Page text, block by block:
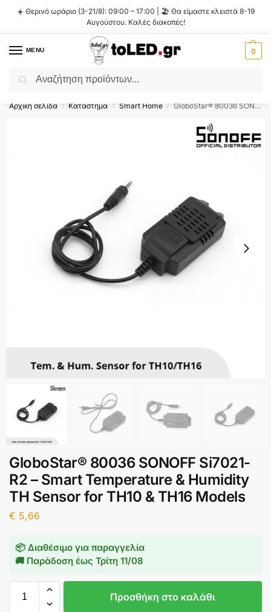
☀️ Θερινό ωράριο (3-21/8): 09:00 – 17:00 | 🏖️ Θα είμαστε κλειστά 8-19
Αυγούστου. Καλές διακοπές!
MENU 0
Flash Sale ⚡ 10% Έκπτωση με τον κωδικό
Αρχική σελίδα / Κατάστημα / Smart Home / GloboStar® 80036 SONOFF Si7021-R2 – Smart Temperature & Humidity TH Sensor for TH10 & TH16 Models
GloboStar® 80036 SONOFF Si7021-
R2 – Smart Temperature & Humidity
TH Sensor for TH10 & TH16 Models
€ 5,66
📦 Διαθέσιμο για παραγγελία
🚚 Παράδοση έως Τρίτη 11/08
Προσθήκη στο καλάθι